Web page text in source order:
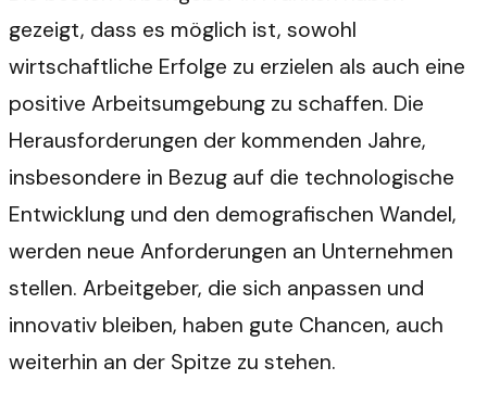
gezeigt, dass es möglich ist, sowohl
wirtschaftliche Erfolge zu erzielen als auch eine
positive Arbeitsumgebung zu schaffen. Die
Herausforderungen der kommenden Jahre,
insbesondere in Bezug auf die technologische
Entwicklung und den demografischen Wandel,
werden neue Anforderungen an Unternehmen
stellen. Arbeitgeber, die sich anpassen und
innovativ bleiben, haben gute Chancen, auch
weiterhin an der Spitze zu stehen.